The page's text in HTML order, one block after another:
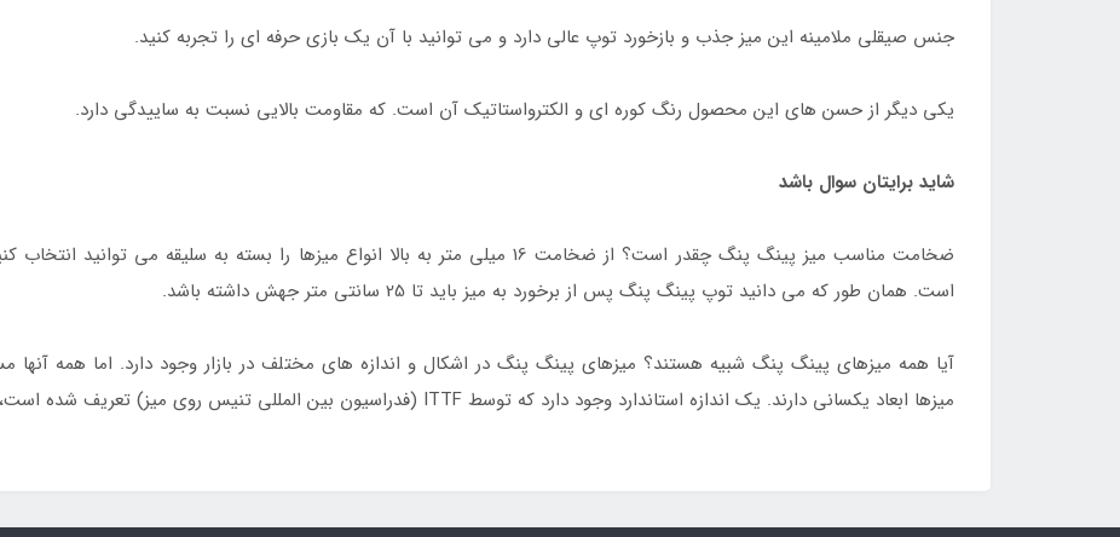
جنس صیقلی ملامینه این میز جذب و بازخورد توپ عالی دارد و می توانید با آن یک بازی حرفه ای را تجربه کنید.
یکی دیگر از حسن های این محصول رنگ کوره ای و الکترواستاتیک آن است. که مقاومت بالایی نسبت به ساییدگی دارد.
شاید برایتان سوال باشد
ضخامت مناسب میز پینگ پنگ چقدر است؟ از ضخامت 16 میلی متر به بالا انواع میزها را بسته به
است. همان طور که می دانید توپ پینگ پنگ پس از برخورد به میز باید تا 25 سانتی متر جهش داشته باشد.
آیا همه میزهای پینگ پنگ شبیه هستند؟ میزهای پینگ پنگ در اشکال و اندازه های مختلف در بازار وجود دارد. اما همه
میزها ابعاد یکسانی دارند. یک اندازه استاندارد وجود دارد که توسط ITTF (فدراسیون بین المللی تنیس روی میز) تعریف شده است، و همه تولید کنندگان از آن پیروی می کنند.